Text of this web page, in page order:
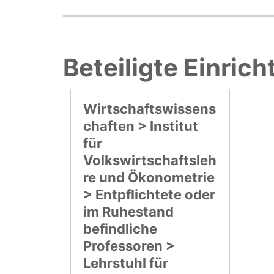
Beteiligte
Wirtschaftswissens
chaften > Institut
für
Volkswirtschaftsleh
re und Ökonometrie
> Entpflichtete oder
im Ruhestand
befindliche
Professoren >
Lehrstuhl für